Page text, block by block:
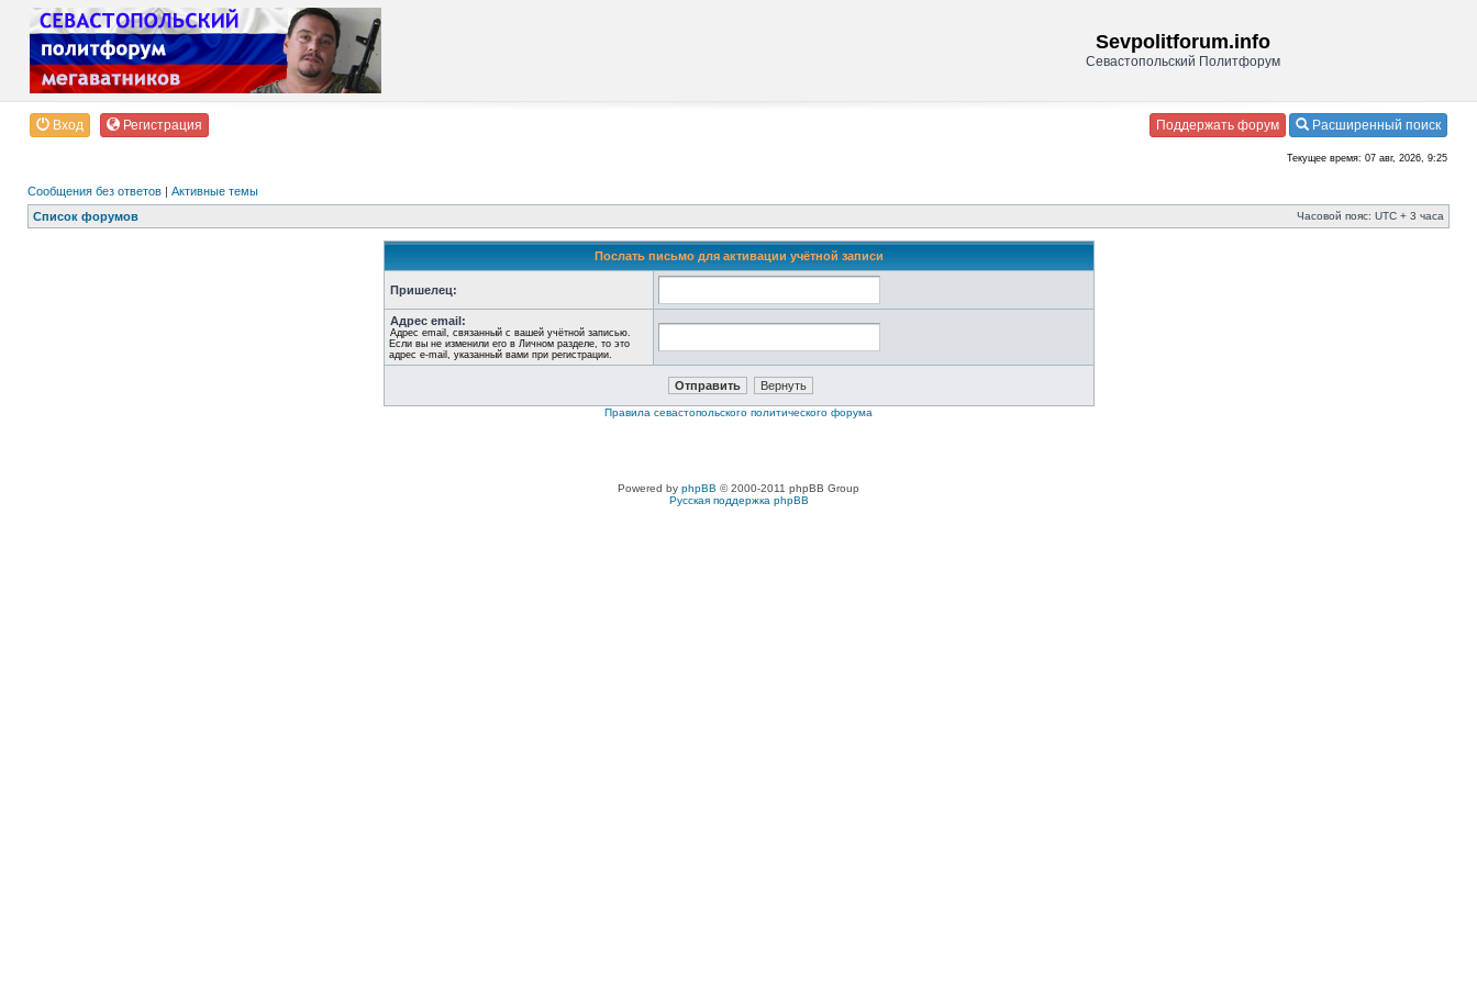
Sevpolitforum.info
Севастопольский Политфорум
Вход Регистрация Поддержать форум Расширенный поиск
Текущее время: 07 авг, 2026, 9:25
Сообщения без ответов | Активные темы
Список форумов
Часовой пояс: UTC + 3 часа
Послать письмо для активации учётной записи
Пришелец:
Адрес email:
Адрес email, связанный с вашей учётной записью.
Если вы не изменили его в Личном разделе, то это
адрес e-mail, указанный вами при регистрации.
Правила севастопольского политического форума
Powered by phpBB © 2000-2011 phpBB Group
Русская поддержка phpBB